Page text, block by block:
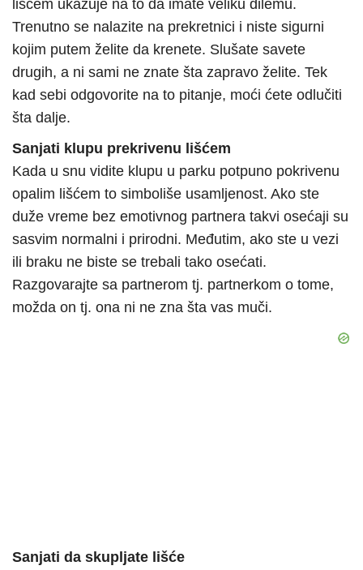
lišćem ukazuje na to da imate veliku dilemu.
Trenutno se nalazite na prekretnici i niste sigurni
kojim putem želite da krenete. Slušate savete
drugih, a ni sami ne znate šta zapravo želite. Tek
kad sebi odgovorite na to pitanje, moći ćete odlučiti
šta dalje.
Sanjati klupu prekrivenu lišćem
Kada u snu vidite klupu u parku potpuno pokrivenu
opalim lišćem to simboliše usamljenost. Ako ste
duže vreme bez emotivnog partnera takvi osećaji su
sasvim normalni i prirodni. Međutim, ako ste u vezi
ili braku ne biste se trebali tako osećati.
Razgovarajte sa partnerom tj. partnerkom o tome,
možda on tj. ona ni ne zna šta vas muči.
Sanjati da skupljate lišće